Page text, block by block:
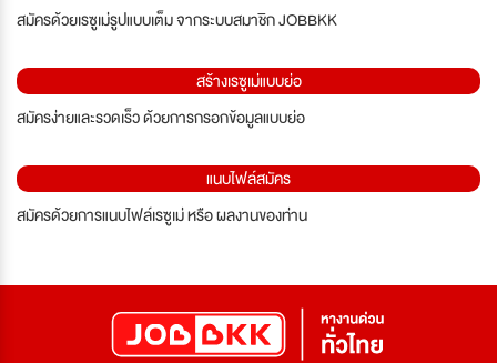
สมัครด้วยเรซูเม่รูปแบบเต็ม จากระบบสมาชิก JOBBKK
สร้างเรซูเม่แบบย่อ
สมัครง่ายและรวดเร็ว ด้วยการกรอกข้อมูลแบบย่อ
แนบไฟล์สมัคร
สมัครด้วยการแนบไฟล์เรซูเม่ หรือ ผลงานของท่าน